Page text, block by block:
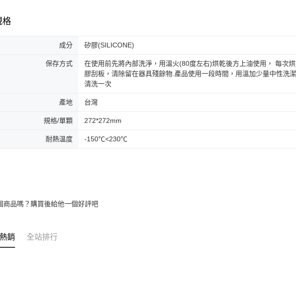
格
成分 矽膠(SILICONE)
保存方式
在使用前先將內部洗淨，用溫火(80度左右)烘乾後方上油使用， 每次
膠刮板，清除留在器具殘餘物.產品使用一段時間，用溫加少量中性洗
清洗一次
產地 台灣
規格/單顆 272*272mm
耐熱溫度 -150℃<230℃
商品嗎？購買後給他一個好評吧
銷 全站排行